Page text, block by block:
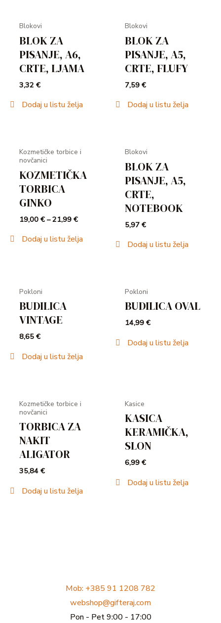
Blokovi
BLOK ZA
PISANJE, A6,
CRTE, LJAMA
3,32€
Dodaj u listu želja
Blokovi
BLOK ZA
PISANJE, A5,
CRTE, FLUFY
7,59€
Dodaj u listu želja
Kozmetičke torbice i
novčanici
KOZMETIČKA
TORBICA
GINKO
19,00€ –21,99€
Dodaj u listu želja
Blokovi
BLOK ZA
PISANJE, A5,
CRTE,
NOTEBOOK
5,97€
Dodaj u listu želja
Pokloni
BUDILICA
VINTAGE
8,65€
Dodaj u listu želja
Pokloni
BUDILICA OVAL
14,99€
Dodaj u listu želja
Kozmetičke torbice i
novčanici
TORBICA ZA
NAKIT
ALIGATOR
35,84€
Dodaj u listu želja
Kasice
KASICA
KERAMIČKA,
SLON
6,99€
Dodaj u listu želja
Mob: +385 91 1208 782
webshop@gifteraj.com
Pon - Pet 9:00 - 17:00